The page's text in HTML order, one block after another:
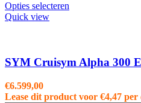
Opties selecteren
Deze
optie
gekozen
Quick view
SYM Cruisym Alpha 300
€6.599,00
Lease dit product voor €4,47 per